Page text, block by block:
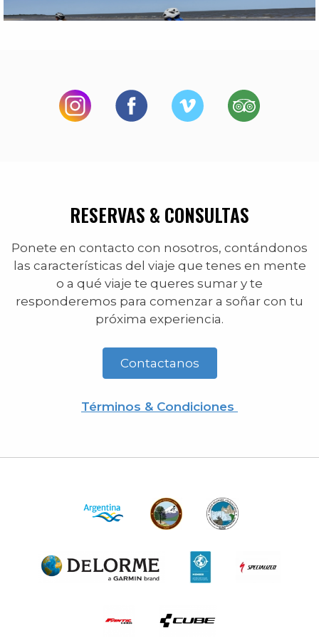
RESERVAS & CONSULTAS
Ponete en contacto con nosotros, contándonos
las características del viaje que tenes en mente
o a qué viaje te queres sumar y te
responderemos para comenzar a soñar con tu
próxima experiencia.
Contactanos
Términos & Condiciones